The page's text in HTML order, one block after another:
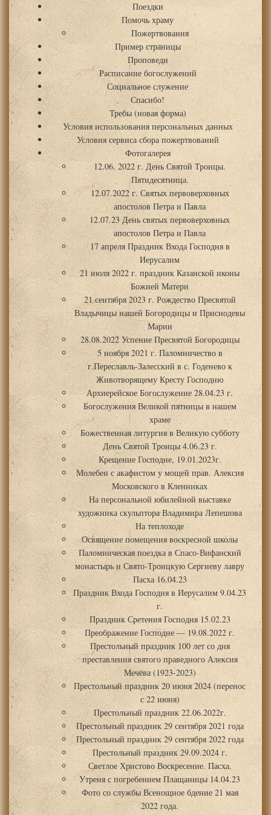
Поездки
Помочь храму
Пожертвования
Пример страницы
Проповеди
Расписание богослужений
Социальное служение
Спасибо!
Требы (новая форма)
Условия использования персональных данных
Условия сервиса сбора пожертвований
Фотогалерея
12.06. 2022 г. День Святой Троицы.
Пятидесятница.
12.07.2022 г. Святых первоверховных
апостолов Петра и Павла
12.07.23 День святых первоверховных
апостолов Петра и Павла
17 апреля Праздник Входа Господня в
Иерусалим
21 июля 2022 г. праздник Казанской иконы
Божией Матери
21 сентября 2023 г. Рождество Пресвятой
Владычицы нашей Богородицы и Приснодевы
Марии
28.08.2022 Успение Пресвятой Богородицы
5 ноября 2021 г. Паломничество в
г.Переславль-Залесский в с. Годенево к
Животворящему Кресту Господню
Архиерейское Богослужение 28.04.23 г.
Богослужения Великой пятницы в нашем
храме
Божественная литургия в Великую субботу
День Святой Троицы 4.06.23 г.
Крещение Господне, 19.01.2023г.
Молебен с акафистом у мощей прав. Алексия
Московского в Кленниках
На персональной юбилейной выставке
художника скульптора Владимира Лепешова
На теплоходе
Освящение помещения воскресной школы
Паломническая поездка в Спасо-Вифанский
монастырь и Свято-Троицкую Сергиеву лавру
Пасха 16.04.23
Праздник Входа Господня в Иерусалим 9.04.23
г.
Праздник Сретения Господня 15.02.23
Преображение Господне — 19.08.2022 г.
Престольный праздник 100 лет со дня
преставления святого праведного Алексия
Мечёва (1923-2023)
Престольный праздник 20 июня 2024 (перенос
с 22 июня)
Престольный праздник 22.06.2022г.
Престольный праздник 29 сентября 2021 года
Престольный праздник 29 сентября 2022 года
Престольный праздник 29.09.2024 г.
Светлое Христово Воскресение. Пасха.
Утреня с погребением Плащаницы 14.04.23
Фото со службы Всенощное бдение 21 мая
2022 года.